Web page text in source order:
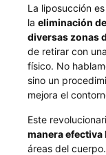
La liposucción
la eliminación
diversas zonas
de retirar con
físico. No
sino un
mejora el
Este
manera efectiva
áreas del cuerpo.